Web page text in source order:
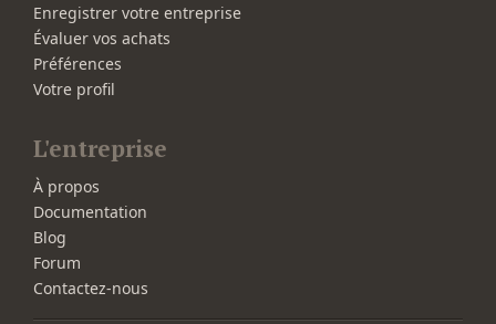
Enregistrer votre entreprise
Évaluer vos achats
Préférences
Votre profil
L'entreprise
À propos
Documentation
Blog
Forum
Contactez-nous